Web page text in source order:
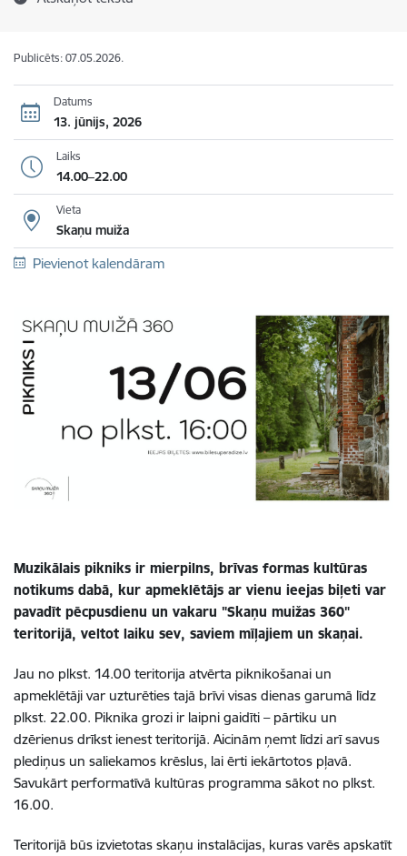
Publicēts: 07.05.2026.
Datums
13. jūnijs, 2026
Laiks
14.00–22.00
Vieta
Skaņu muiža
Pievienot kalendāram
Muzikālais pikniks ir mierpilns, brīvas formas kultūras
notikums dabā, kur apmeklētājs ar vienu ieejas biļeti var
pavadīt pēcpusdienu un vakaru "Skaņu muižas 360"
teritorijā, veltot laiku sev, saviem mīļajiem un skaņai.
Jau no plkst. 14.00 teritorija atvērta piknikošanai un
apmeklētāji var uzturēties tajā brīvi visas dienas garumā līdz
plkst. 22.00. Piknika grozi ir laipni gaidīti – pārtiku un
dzērienus drīkst ienest teritorijā. Aicinām ņemt līdzi arī savus
plediņus un saliekamos krēslus, lai ērti iekārtotos pļavā.
Savukārt performatīvā kultūras programma sākot no plkst.
16.00.
Teritorijā būs izvietotas skaņu instalācijas, kuras varēs apskatīt